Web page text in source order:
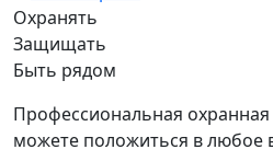
Охранять
Защищать
Быть рядом
Профессиональная
можете положиться в любое